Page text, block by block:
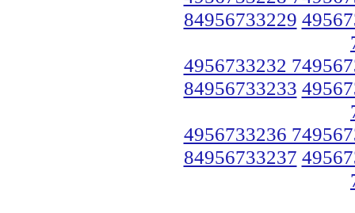
84956733229
4956733232
84956733233
4956733236
84956733237